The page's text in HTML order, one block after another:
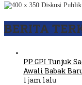
BERITA
PP GPI Tunjuk
Awali Babak
1 jam lalu